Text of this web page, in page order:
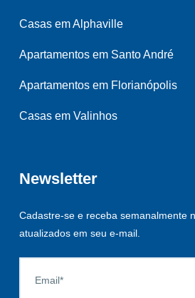
Casas em Alphaville
Apartamentos em Santo André
Apartamentos em Florianópolis
Casas em Valinhos
Newsletter
Cadastre-se e receba semanalmente
atualizados em seu e-mail.